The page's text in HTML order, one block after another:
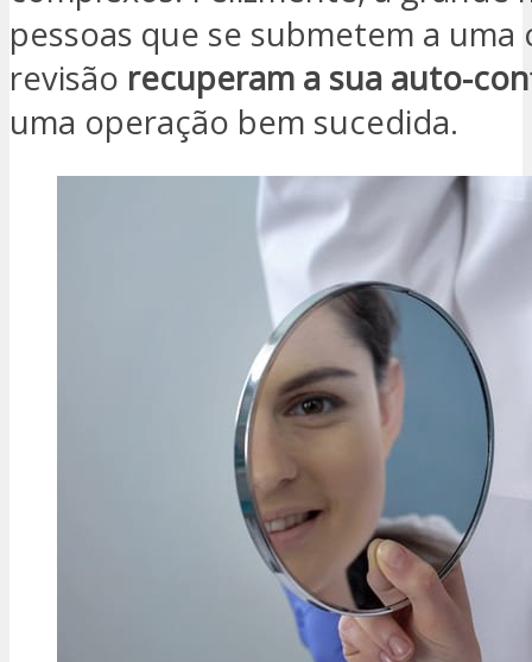
pessoas que se submetem a uma
revisão recuperam a sua auto-
uma operação bem sucedida.